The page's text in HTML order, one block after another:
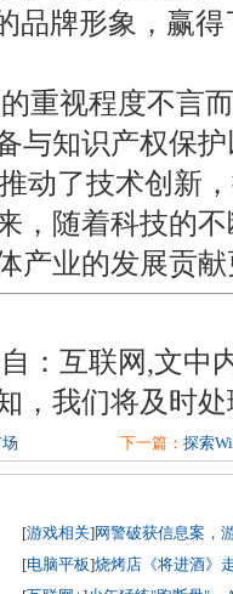
品牌形象，赢
重视程度不言
与知识产权保
动了技术创新
，随着科技的
产业的发展贡
：互联网,文中
，我们将及时
下一篇： 探索
[游戏相关]网警破获信息案，
[电脑平板]烧烤店《将进酒》